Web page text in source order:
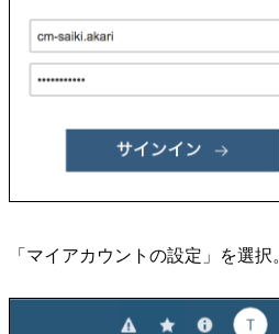
「マイアカウントの設定」を選択。